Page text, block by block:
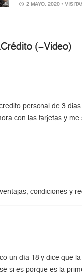
2 MAYO, 2020 •
(+Video)
personal de 3
con las tarjetas y
condiciones y
un día 18 y dice que
si es porque es la